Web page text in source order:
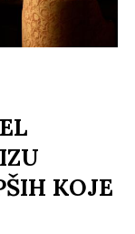
KOJE